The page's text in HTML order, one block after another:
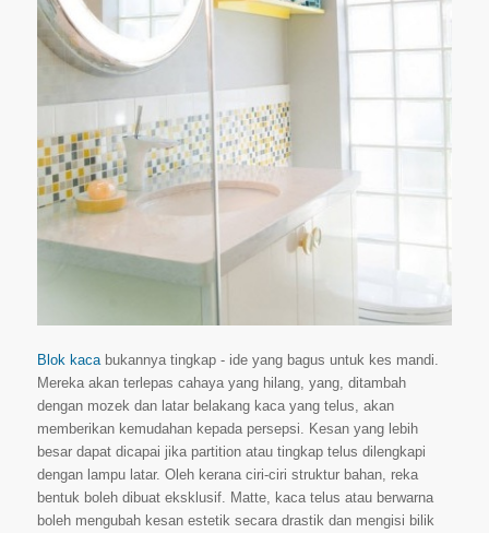
Blok kacabukannya tingkap - ide yang bagus untuk kes mandi.
Mereka akan terlepas cahaya yang hilang, yang, ditambah
dengan mozek dan latar belakang kaca yang telus, akan
memberikan kemudahan kepada persepsi. Kesan yang lebih
besar dapat dicapai jika partition atau tingkap telus dilengkapi
dengan lampu latar. Oleh kerana ciri-ciri struktur bahan, reka
bentuk boleh dibuat eksklusif. Matte, kaca telus atau berwarna
boleh mengubah kesan estetik secara drastik dan mengisi bilik